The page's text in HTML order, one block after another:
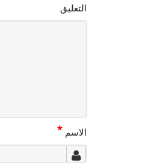
التعليق
الاسم *